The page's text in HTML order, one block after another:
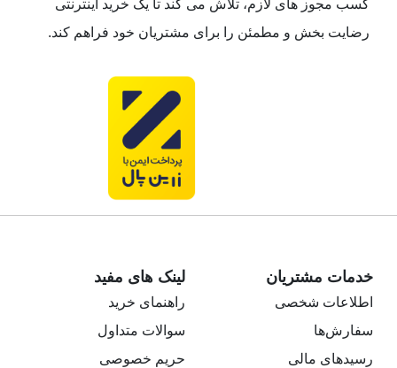
کسب مجوز های لازم، تلاش می کند تا یک خرید اینترنتی
رضایت بخش و مطمئن را برای مشتریان خود فراهم کند.
خدمات مشتریان
اطلاعات شخصی
سفارش‌ها
رسیدهای مالی
لینک های مفید
راهنمای خرید
سوالات متداول
حریم خصوصی